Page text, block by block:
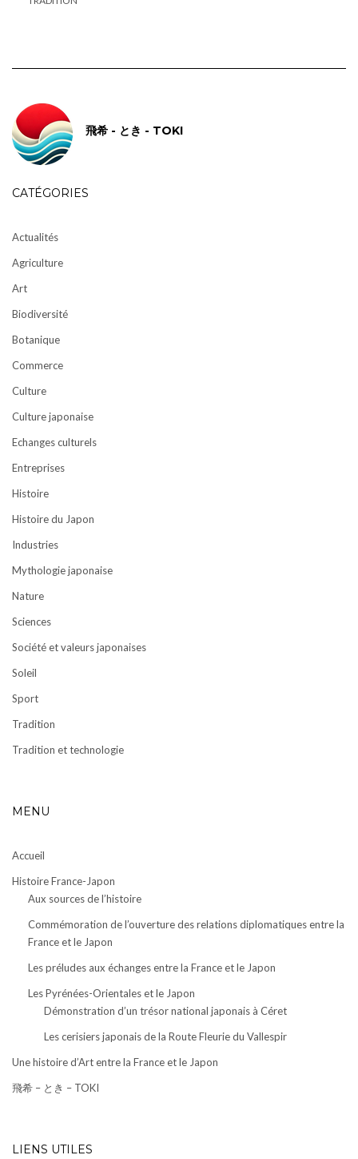
飛希 - とき - TOKI
CATÉGORIES
Actualités
Agriculture
Art
Biodiversité
Botanique
Commerce
Culture
Culture japonaise
Echanges culturels
Entreprises
Histoire
Histoire du Japon
Industries
Mythologie japonaise
Nature
Sciences
Société et valeurs japonaises
Soleil
Sport
Tradition
Tradition et technologie
MENU
Accueil
Histoire France-Japon
Aux sources de l’histoire
Commémoration de l’ouverture des relations diplomatiques entre la
France et le Japon
Les préludes aux échanges entre la France et le Japon
Les Pyrénées-Orientales et le Japon
Démonstration d’un trésor national japonais à Céret
Les cerisiers japonais de la Route Fleurie du Vallespir
Une histoire d’Art entre la France et le Japon
飛希 – とき – TOKI
LIENS UTILES